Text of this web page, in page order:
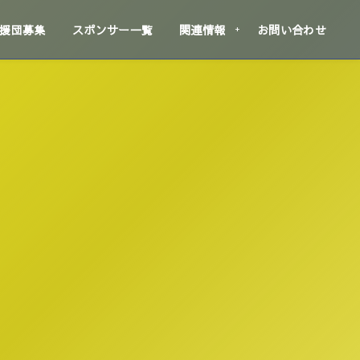
団募集 スポンサー一覧 関連情報 お問い合わせ